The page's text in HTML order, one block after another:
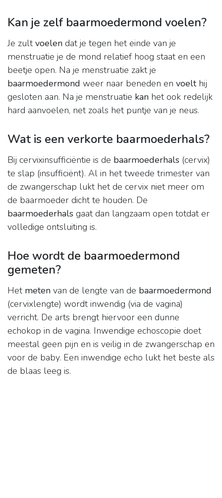
Kan je zelf baarmoedermond voelen?
Je zultvoelen dat je tegen het einde van je
menstruatie je de mond relatief hoog staat en een
beetje open. Na je menstruatie zakt je
baarmoedermond weer naar beneden en voelthij
gesloten aan. Na je menstruatie kan het ook redelijk
hard aanvoelen, net zoals het puntje van je neus.
Wat is een verkorte baarmoederhals?
Bij cervixinsufficiëntie is de baarmoederhals (cervix)
te slap (insufficiënt). Al in het tweede trimester van
de zwangerschap lukt het de cervix niet meer om
de baarmoeder dicht te houden. De
baarmoederhals gaat dan langzaam open totdat er
volledige ontsluiting is.
Hoe wordt de baarmoedermond
gemeten?
Het meten van de lengte van de baarmoedermond
(cervixlengte) wordt inwendig (via de vagina)
verricht. De arts brengt hiervoor een dunne
echokop in de vagina. Inwendige echoscopie doet
meestal geen pijn en is veilig in de zwangerschap en
voor de baby. Een inwendige echo lukt het beste als
de blaas leeg is.